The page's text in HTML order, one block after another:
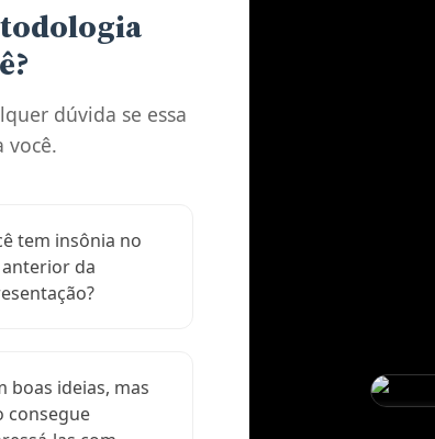
dúvida se essa
você.
tem insônia no
da
boas ideias, mas
consegue